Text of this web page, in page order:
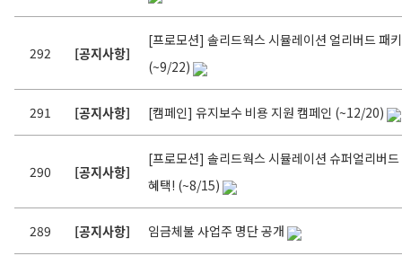
292 [공지사항]
[프로모션] 솔리드웍스 시뮬레이션 얼리버드 패
(~9/22)
291 [공지사항] [캠페인] 유지보수 비용 지원 캠페인 (~12/20)
290 [공지사항]
[프로모션] 솔리드웍스 시뮬레이션 슈퍼얼리버
혜택! (~8/15)
289 [공지사항] 임금체불 사업주 명단 공개